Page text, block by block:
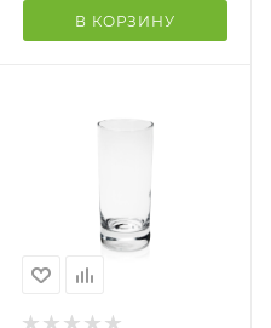
В КОРЗИНУ